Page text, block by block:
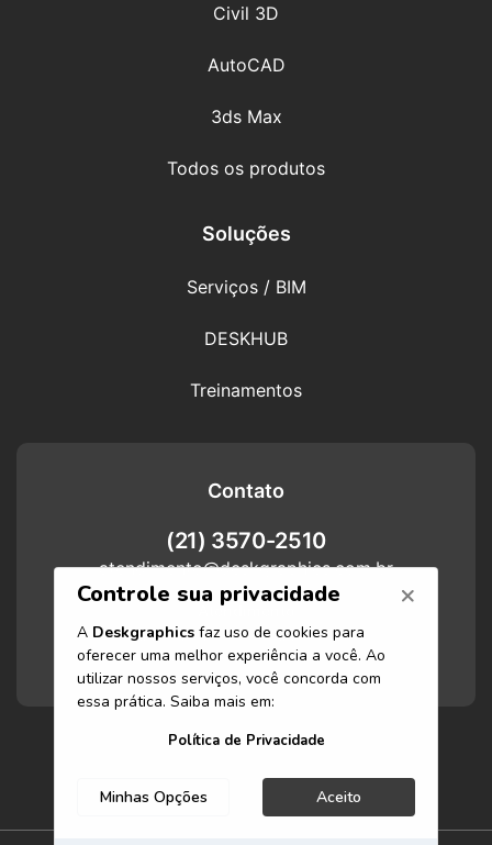
Civil 3D
AutoCAD
3ds Max
Todos os produtos
Soluções
Serviços / BIM
DESKHUB
Treinamentos
Contato
(21) 3570-2510
atendimento@deskgraphics.com.br
Atendimento
Funcionamos de segunda-feira a
sexta-feira das 8h às 17h.